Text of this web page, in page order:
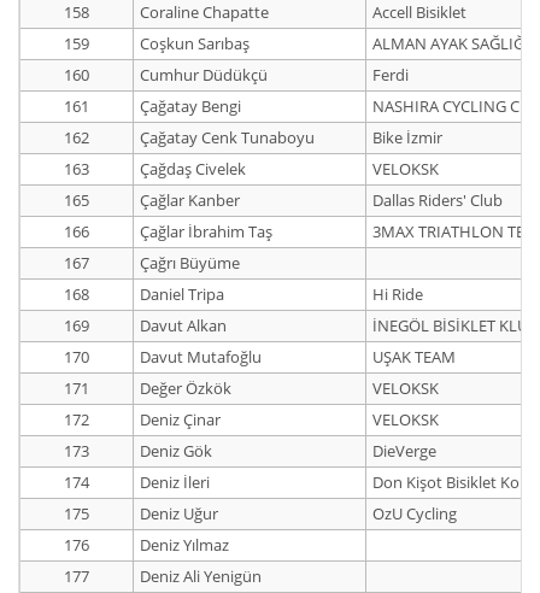
158
Coraline Chapatte
Accell Bisiklet
159
Coşkun Sarıbaş
ALMAN AYAK SAĞLIĞI
160
Cumhur Düdükçü
Ferdi
161
Çağatay Bengi
NASHIRA CYCLING
162
Çağatay Cenk Tunaboyu
Bike İzmir
163
Çağdaş Civelek
VELOKSK
165
Çağlar Kanber
Dallas Riders' Club
166
Çağlar İbrahim Taş
3MAX TRIATHLON
167
Çağrı Büyüme
168
Daniel Tripa
Hi Ride
169
Davut Alkan
İNEGÖL BİSİKLET
170
Davut Mutafoğlu
UŞAK TEAM
171
Değer Özkök
VELOKSK
172
Deniz Çinar
VELOKSK
173
Deniz Gök
DieVerge
174
Deniz İleri
Don Kişot Bisiklet
175
Deniz Uğur
OzU Cycling
176
Deniz Yılmaz
177
Deniz Ali Yenigün